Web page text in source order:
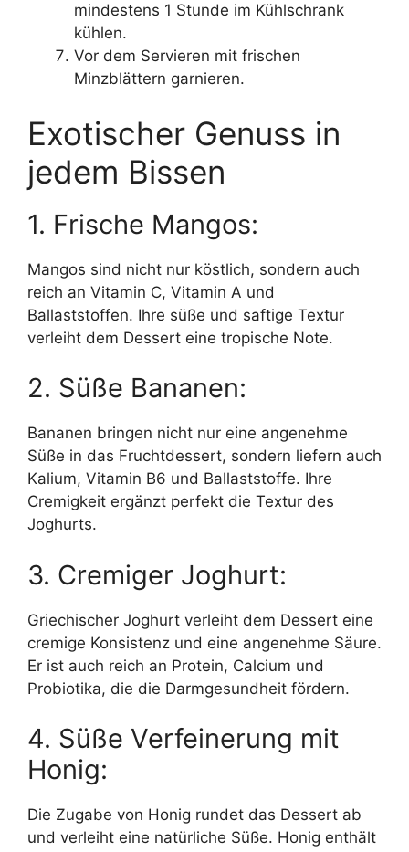
mindestens 1 Stunde im Kühlschrank
kühlen.
Vor dem Servieren mit frischen
Minzblättern garnieren.
Exotischer Genuss in
jedem Bissen
1. Frische Mangos:
Mangos sind nicht nur köstlich, sondern auch
reich an Vitamin C, Vitamin A und
Ballaststoffen. Ihre süße und saftige Textur
verleiht dem Dessert eine tropische Note.
2. Süße Bananen:
Bananen bringen nicht nur eine angenehme
Süße in das Fruchtdessert, sondern liefern auch
Kalium, Vitamin B6 und Ballaststoffe. Ihre
Cremigkeit ergänzt perfekt die Textur des
Joghurts.
3. Cremiger Joghurt:
Griechischer Joghurt verleiht dem Dessert eine
cremige Konsistenz und eine angenehme Säure.
Er ist auch reich an Protein, Calcium und
Probiotika, die die Darmgesundheit fördern.
4. Süße Verfeinerung mit
Honig:
Die Zugabe von Honig rundet das Dessert ab
und verleiht eine natürliche Süße. Honig enthält